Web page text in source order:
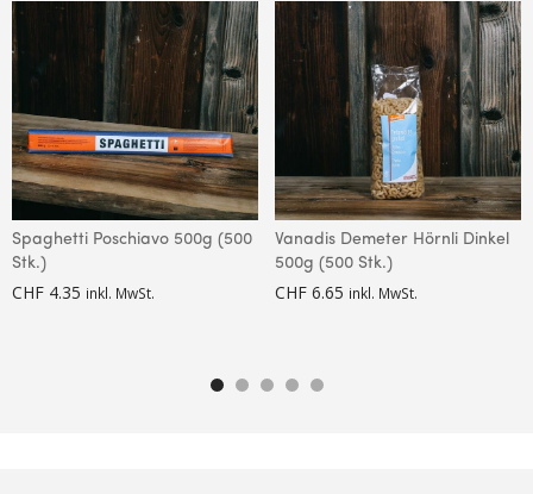
Spaghetti Poschiavo 500g (500
Stk.)
CHF 4.35 inkl. MwSt.
Vanadis Demeter Hörnli Dinkel
500g (500 Stk.)
CHF 6.65 inkl. MwSt.